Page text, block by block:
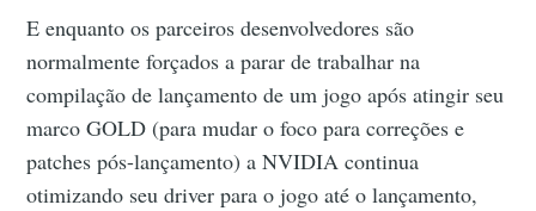
E enquanto os parceiros desenvolvedores são
normalmente forçados a parar de trabalhar na
compilação de lançamento de um jogo após atingir seu
marco GOLD (para mudar o foco para correções e
patches pós-lançamento) a NVIDIA continua
otimizando seu driver para o jogo até o lançamento,